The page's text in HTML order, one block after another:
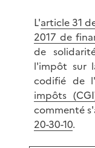
L'article 31
2017 de
de
l'impôt sur
codifié de l'
impôts
commenté
20-30-10.